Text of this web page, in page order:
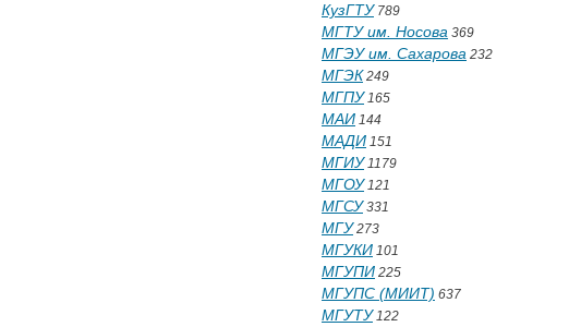
КузГТУ789
МГТУ им. Носова 369
МГЭУ им. Сахарова 232
МГЭК 249
МГПУ165
МАИ 144
МАДИ 151
МГИУ1179
МГОУ121
МГСУ331
МГУ273
МГУКИ 101
МГУПИ 225
МГУПС (МИИТ) 637
МГУТУ122